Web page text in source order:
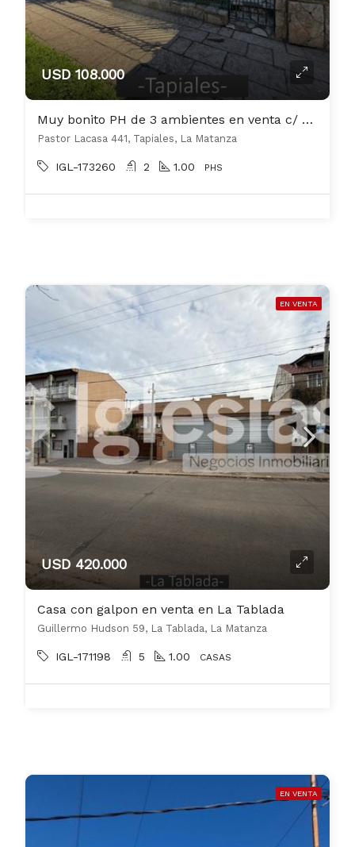
USD 108.000
Muy bonito PH de 3 ambientes en venta c/ cochera en Tapiales
Pastor Lacasa 441, Tapiales, La Matanza
IGL-173260 2 1.00 PHS
EN VENTA
USD 420.000
Casa con galpon en venta en La Tablada
Guillermo Hudson 59, La Tablada, La Matanza
IGL-171198 5 1.00 CASAS
EN VENTA